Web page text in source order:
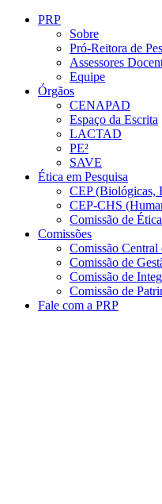
Conteúdo principal
PRP
Sobre
Pró-Reitora de
Assessores
Equipe
Órgãos
CENAPAD
Espaço da Escrita
LACTAD
PE²
SAVE
Ética em Pesquisa
CEP (Biológicas,
CEP-CHS
Comissão de
Comissões
Comissão Central
Comissão de
Comissão de
Comissão de
Fale com a PRP